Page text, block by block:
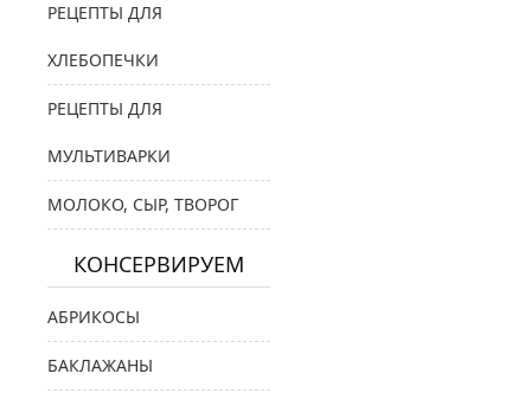
РЕЦЕПТЫ ДЛЯ
ХЛЕБОПЕЧКИ
РЕЦЕПТЫ ДЛЯ
МУЛЬТИВАРКИ
МОЛОКО, СЫР, ТВОРОГ
КОНСЕРВИРУЕМ
АБРИКОСЫ
БАКЛАЖАНЫ